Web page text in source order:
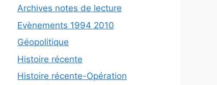
Archives notes de lecture
Evènements 1994 2010
Géopolitique
Histoire récente
Histoire récente-Opération